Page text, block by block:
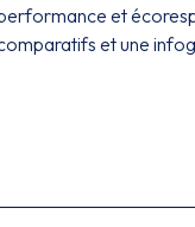
et
et une